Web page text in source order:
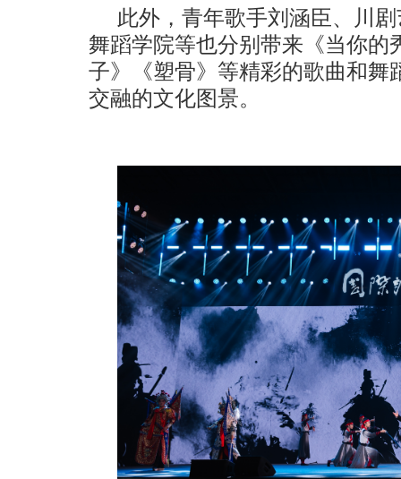
此外，青年歌手刘涵臣、川
舞蹈学院等也分别带来《当你
子》《塑骨》等精彩的歌曲和
交融的文化图景。